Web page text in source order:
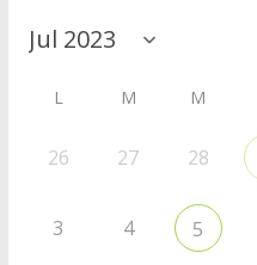
L M M
26 27 28
3 4 5